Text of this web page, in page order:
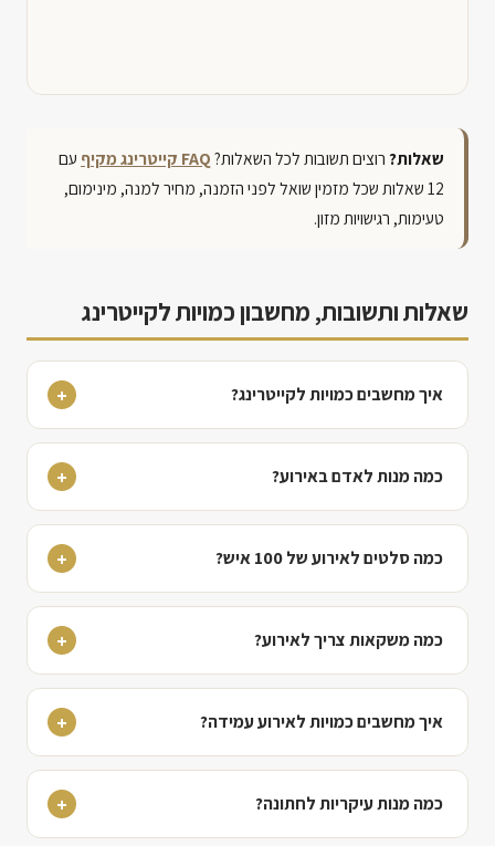
שאלות?רוצים תשובות לכל השאלות?FAQ קייטרינג מקיף
עם
12 שאלות שכל מזמין שואל לפני הזמנה, מחיר למנה, מינימום,
טעימות, רגישויות מזון.
שאלות ותשובות, מחשבון כמויות לקייטרינג
איך מחשבים כמויות לקייטרינג?
כמה מנות לאדם באירוע?
כמה סלטים לאירוע של 100 איש?
כמה משקאות צריך לאירוע?
איך מחשבים כמויות לאירוע עמידה?
כמה מנות עיקריות לחתונה?